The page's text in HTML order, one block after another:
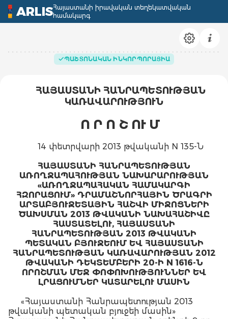
ARLISՀայաստանի իրավական տեղեկատվական
համակարգ
ՊԱՇՏՈՆԱԿԱՆ ԻՆԿՈՐՊՈՐԱՑԻԱ
ՀԱՅԱՍՏԱՆԻ ՀԱՆՐԱՊԵՏՈՒԹՅԱՆ
ԿԱՌԱՎԱՐՈՒԹՅՈՒՆ
Ո Ր Ո Շ ՈՒ Մ
14 փետրվարի 2013 թվականի N 135-Ն
ՀԱՅԱՍՏԱՆԻ ՀԱՆՐԱՊԵՏՈՒԹՅԱՆ
ԱՌՈՂՋԱՊԱՀՈՒԹՅԱՆ ՆԱԽԱՐԱՐՈՒԹՅԱՆ
«ԱՌՈՂՋԱՊԱՀԱԿԱՆ ՀԱՄԱԿԱՐԳԻ
ՀԶՈՐԱՑՈՒՄ» ԴՐԱՄԱՇՆՈՐՀԱՅԻՆ ԾՐԱԳՐԻ
ԱՐՏԱԲՅՈՒՋԵՏԱՅԻՆ ՀԱՇՎԻ ՄԻՋՈՑՆԵՐԻ
ԾԱԽՍՄԱՆ 2013 ԹՎԱԿԱՆԻ ՆԱԽԱՀԱՇԻՎԸ
ՀԱՍՏԱՏԵԼՈՒ, ՀԱՅԱՍՏԱՆԻ
ՀԱՆՐԱՊԵՏՈՒԹՅԱՆ 2013 ԹՎԱԿԱՆԻ
ՊԵՏԱԿԱՆ ԲՅՈՒՋԵՈՒՄ ԵՎ ՀԱՅԱՍՏԱՆԻ
ՀԱՆՐԱՊԵՏՈՒԹՅԱՆ ԿԱՌԱՎԱՐՈՒԹՅԱՆ 2012
ԹՎԱԿԱՆԻ ԴԵԿՏԵՄԲԵՐԻ 20-Ի N 1616-Ն
ՈՐՈՇՄԱՆ ՄԵՋ ՓՈՓՈԽՈՒԹՅՈՒՆՆԵՐ ԵՎ
ԼՐԱՑՈՒՄՆԵՐ ԿԱՏԱՐԵԼՈՒ ՄԱՍԻՆ
«Հայաստանի Հանրապետության 2013
թվականի պետական բյուջեի մասին»